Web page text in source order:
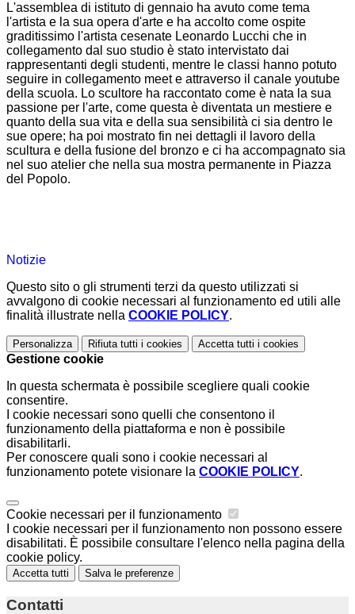
L'assemblea di istituto di gennaio ha avuto come tema
l'artista e la sua opera d'arte e ha accolto come ospite
graditissimo l'artista cesenate Leonardo Lucchi che in
collegamento dal suo studio è stato intervistato dai
rappresentanti degli studenti, mentre le classi hanno potuto
seguire in collegamento meet e attraverso il canale youtube
della scuola. Lo scultore ha raccontato come è nata la sua
passione per l'arte, come questa è diventata un mestiere e
quanto della sua vita e della sua sensibilità ci sia dentro le
sue opere; ha poi mostrato fin nei dettagli il lavoro della
scultura e della fusione del bronzo e ci ha accompagnato sia
nel suo atelier che nella sua mostra permanente in Piazza
del Popolo.
Notizie
Questo sito o gli strumenti terzi da questo utilizzati si
avvalgono di cookie necessari al funzionamento ed utili alle
finalità illustrate nella COOKIE POLICY.
Personalizza Rifiuta tutti i cookies Accetta tutti i cookies
Gestione cookie
In questa schermata è possibile scegliere quali cookie
consentire.
I cookie necessari sono quelli che consentono il
funzionamento della piattaforma e non è possibile
disabilitarli.
Per conoscere quali sono i cookie necessari al
funzionamento potete visionare la COOKIE POLICY.
Cookie necessari per il funzionamento
I cookie necessari per il funzionamento non possono essere
disabilitati. È possibile consultare l'elenco nella pagina della
cookie policy.
Accetta tutti Salva le preferenze
Contatti